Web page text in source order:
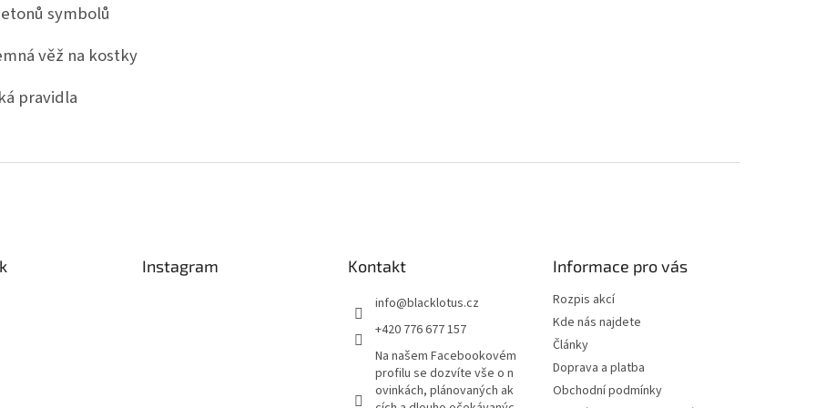
symbolů
věž na kostky
pravidla
Instagram Kontakt
info@blacklotus.cz
+420 776 677 157
Na našem Facebookovém
profilu se dozvíte vše o n
ovinkách, plánovaných ak
Informace pro vás
Rozpis akcí
Kde nás najdete
Články
Doprava a platba
Obchodní podmínky